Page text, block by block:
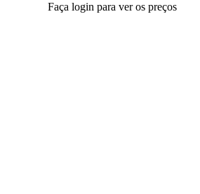
Faça login para ver os preços